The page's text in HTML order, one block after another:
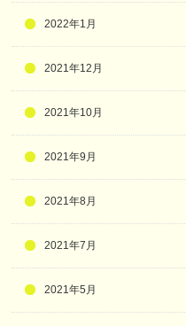
2022年1月
2021年12月
2021年10月
2021年9月
2021年8月
2021年7月
2021年5月